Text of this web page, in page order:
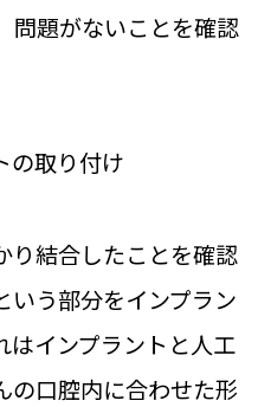
問題がないことを確認
の取り付け
り結合したことを確認
いう部分をインプラン
はインプラントと人工
の口腔内に合わせた形